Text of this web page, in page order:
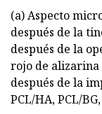
(a) Aspecto
después de la
después de la
rojo de alizarina
después de la
PCL/HA, PCL/